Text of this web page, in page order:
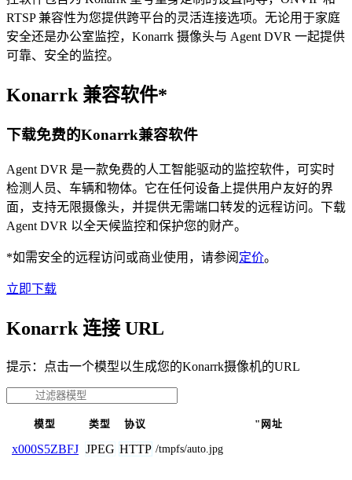
RTSP 兼容性为您提供跨平台的灵活连接选项。无论用于家庭
安全还是办公室监控，Konarrk 摄像头与 Agent DVR 一起提供
可靠、安全的监控。
Konarrk 兼容软件*
下载免费的Konarrk兼容软件
Agent DVR 是一款免费的人工智能驱动的监控软件，可实时
检测人员、车辆和物体。它在任何设备上提供用户友好的界
面，支持无限摄像头，并提供无需端口转发的远程访问。下载
Agent DVR 以全天候监控和保护您的财产。
*如需安全的远程访问或商业使用，请参阅 定价。
立即下载
Konarrk 连接 URL
提示：点击一个模型以生成您的Konarrk摄像机的URL
模型 类型 协议 "网址
x000S5ZBFJ JPEG HTTP /tmpfs/auto.jpg